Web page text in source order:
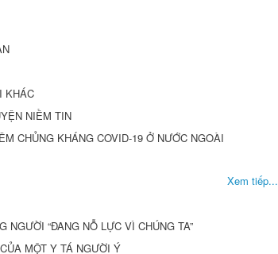
KHÁC
NIỀM TIN
CHỦNG KHÁNG COVID-19 Ở NƯỚC NGOÀI
Xem tiếp...
NGƯỜI “ĐANG NỖ LỰC VÌ CHÚNG TA”
MỘT Y TÁ NGƯỜI Ý